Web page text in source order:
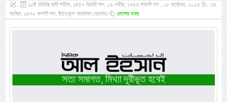
,
১৫ই রবিউছ ছানী শরীফ, ১৪৪৭ হিজরী সন, ০৯ খমীছ, ১৩৯৩ শামসী সন , ০৮ অক্টোবর, ২০২৫ খ্রি:, ২৪
আশ্বিন, ১৪৩২ ফসলী সন, ইয়াওমুল আরবিয়া (বুধবার)
দেশের খবর